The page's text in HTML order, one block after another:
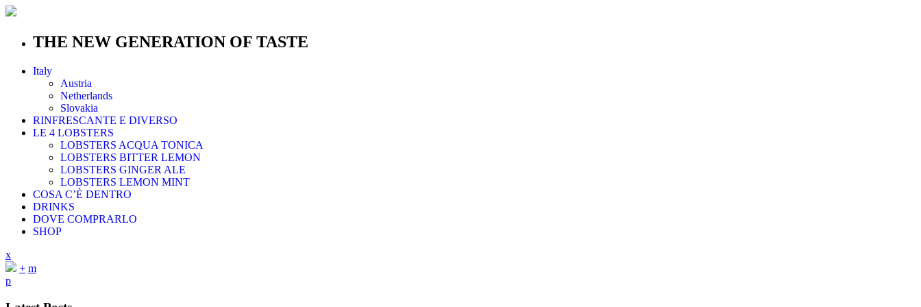
THE NEW GENERATION OF TASTE
Italy
Austria
Netherlands
Slovakia
RINFRESCANTE E DIVERSO
LE 4 LOBSTERS
LOBSTERS ACQUA TONICA
LOBSTERS BITTER LEMON
LOBSTERS GINGER ALE
LOBSTERS LEMON MINT
COSA C’È DENTRO
DRINKS
DOVE COMPRARLO
SHOP
x
+ m
p